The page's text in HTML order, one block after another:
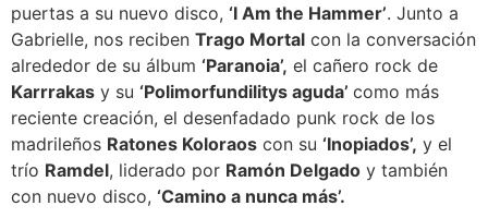
puertas a su nuevo disco, ‘I Am the Hammer’. Junto a
Gabrielle, nos reciben Trago Mortal con la conversación
alrededor de su álbum ‘Paranoia’, el cañero rock de
Karrrakas y su ‘Polimorfundilitys aguda’ como más
reciente creación, el desenfadado punk rock de los
madrileños Ratones Koloraos con su ‘Inopiados’, y el
trío Ramdel, liderado por Ramón Delgado y también
con nuevo disco, ‘Camino a nunca más’.